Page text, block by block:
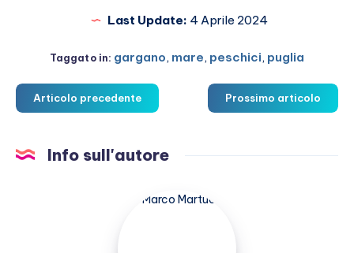
Last Update: 4 Aprile 2024
Taggato in: gargano, mare, peschici, puglia
Articolo precedente Prossimo articolo
Info sull'autore
Marco